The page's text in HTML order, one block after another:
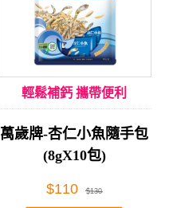
輕鬆補鈣 攜帶便利
萬歲牌-杏仁小魚隨手包
(8gX10包)
$110 $130